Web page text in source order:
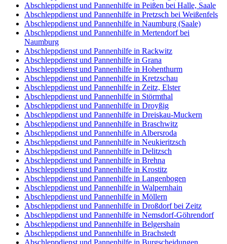
Abschleppdienst und Pannenhilfe in Peißen bei Halle, Saale
Abschleppdienst und Pannenhilfe in Pretzsch bei Weißenfels
Abschleppdienst und Pannenhilfe in Naumburg (Saale)
Abschleppdienst und Pannenhilfe in Mertendorf bei
Naumburg
Abschleppdienst und Pannenhilfe in Rackwitz
Abschleppdienst und Pannenhilfe in Grana
Abschleppdienst und Pannenhilfe in Hohenthurm
Abschleppdienst und Pannenhilfe in Kretzschau
Abschleppdienst und Pannenhilfe in Zeitz, Elster
Abschleppdienst und Pannenhilfe in Störmthal
Abschleppdienst und Pannenhilfe in Droyßig
Abschleppdienst und Pannenhilfe in Dreiskau-Muckern
Abschleppdienst und Pannenhilfe in Braschwitz
Abschleppdienst und Pannenhilfe in Albersroda
Abschleppdienst und Pannenhilfe in Neukieritzsch
Abschleppdienst und Pannenhilfe in Delitzsch
Abschleppdienst und Pannenhilfe in Brehna
Abschleppdienst und Pannenhilfe in Krostitz
Abschleppdienst und Pannenhilfe in Langenbogen
Abschleppdienst und Pannenhilfe in Walpernhain
Abschleppdienst und Pannenhilfe in Möllern
Abschleppdienst und Pannenhilfe in Droßdorf bei Zeitz
Abschleppdienst und Pannenhilfe in Nemsdorf-Göhrendorf
Abschleppdienst und Pannenhilfe in Belgershain
Abschleppdienst und Pannenhilfe in Brachstedt